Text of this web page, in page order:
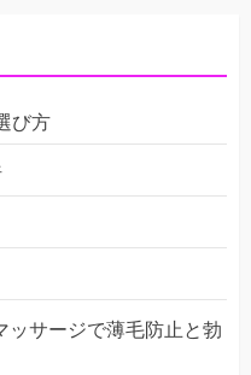
び方
ッサージで薄毛防止と勃